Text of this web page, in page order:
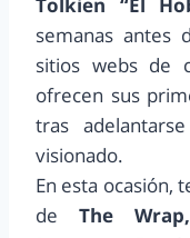
semanas antes
sitios webs de
ofrecen sus
tras
visionado.
En esta ocasión,
de The